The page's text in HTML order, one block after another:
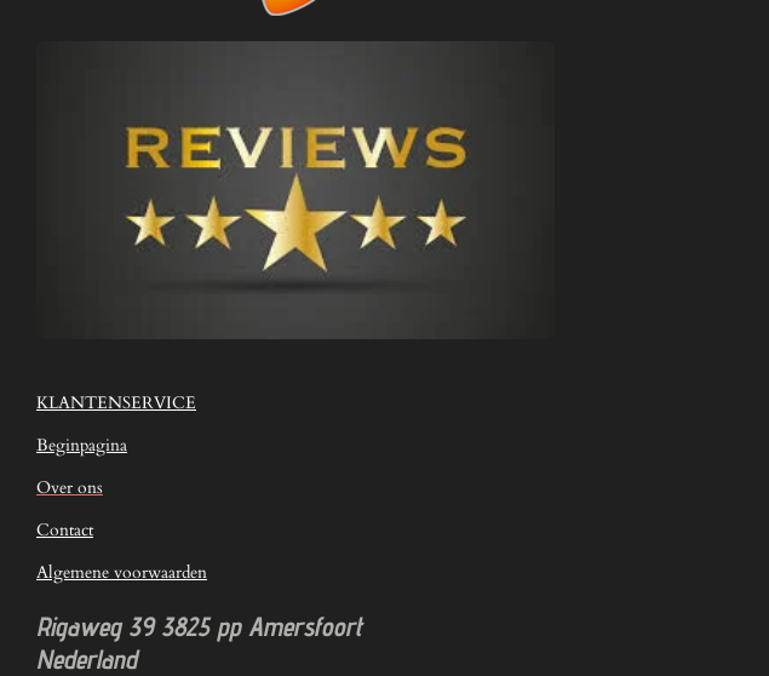
KLANTENSERVICE
Beginpagina
Over ons
Contact
Algemene voorwaarden
Rigaweg 393825 pp Amersfoort
Nederland